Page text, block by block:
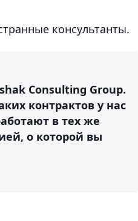
консультанты.
Consulting Group.
контрактов у нас
в тех же
о которой вы